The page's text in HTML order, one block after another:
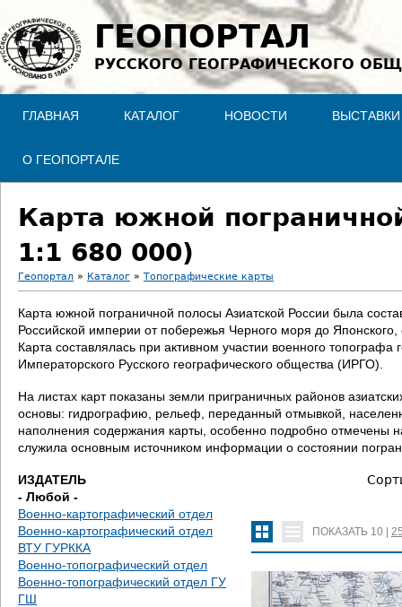
Jump to navigation
ГЕОПОРТАЛ
РУССКОГО ГЕОГРАФИЧЕСКОГО
ГЛАВНАЯ КАТАЛОГ НОВОСТИ ВЫСТАВКИ
О ГЕОПОРТАЛЕ
Карта южной
1:1 680 000)
В
ы
д
е
с
ь
Геопортал » Каталог » Топографические карты
Карта южной пограничной полосы Азиатской России была
Российской империи от побережья Черного моря до
Карта составлялась при активном участии военного
Императорского Русского географического общества (ИРГО).
На листах карт показаны земли приграничных районов
основы: гидрографию, рельеф, переданный отмывкой,
наполнения содержания карты, особенно подробно отмечены
служила основным источником информации о состоянии
ИЗДАТЕЛЬ
- Любой -
Военно-картографический отдел
Военно-картографический отдел
ВТУ ГУРККА
Военно-топографический отдел
Военно-топографический отдел ГУ
ГШ
ПОКАЗАТЬ 10 |